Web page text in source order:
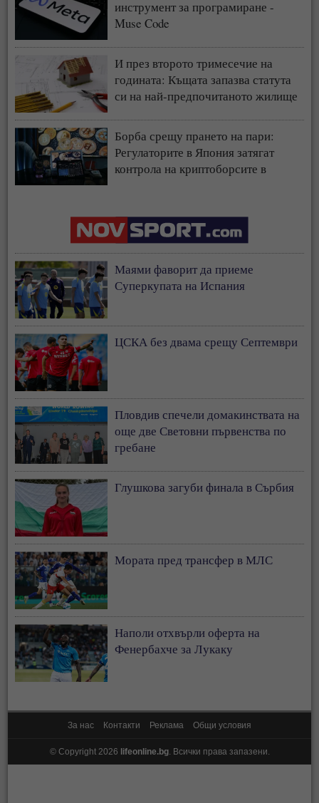
инструмент за програмиране -
Muse Code
И през второто тримесечие на
годината: Къщата запазва статута
си на най-предпочитаното жилище
Борба срещу прането на пари:
Регулаторите в Япония затягат
контрола на криптоборсите в
Маями фаворит да приеме
Суперкупата на Испания
ЦСКА без двама срещу Септември
Пловдив спечели домакинствата на
още две Световни първенства по
гребане
Глушкова загуби финала в Сърбия
Мората пред трансфер в МЛС
Наполи отхвърли оферта на
Фенербахче за Лукаку
За нас Контакти Реклама Общи условия
© Copyright 2026 lifeonline.bg. Всички права запазени.